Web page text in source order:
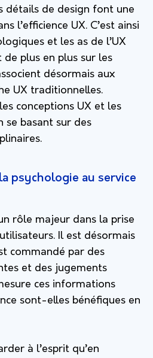
détails de design font une
l’efficience UX. C’est ainsi
et les as de l’UX
plus en plus sur les
désormais aux
UX traditionnelles.
conceptions UX et les
se basant sur des
psychologie au service
rôle majeur dans la prise
Il est désormais
commandé par des
et des jugements
ces informations
sont-elles bénéfiques en
à l’esprit qu’en